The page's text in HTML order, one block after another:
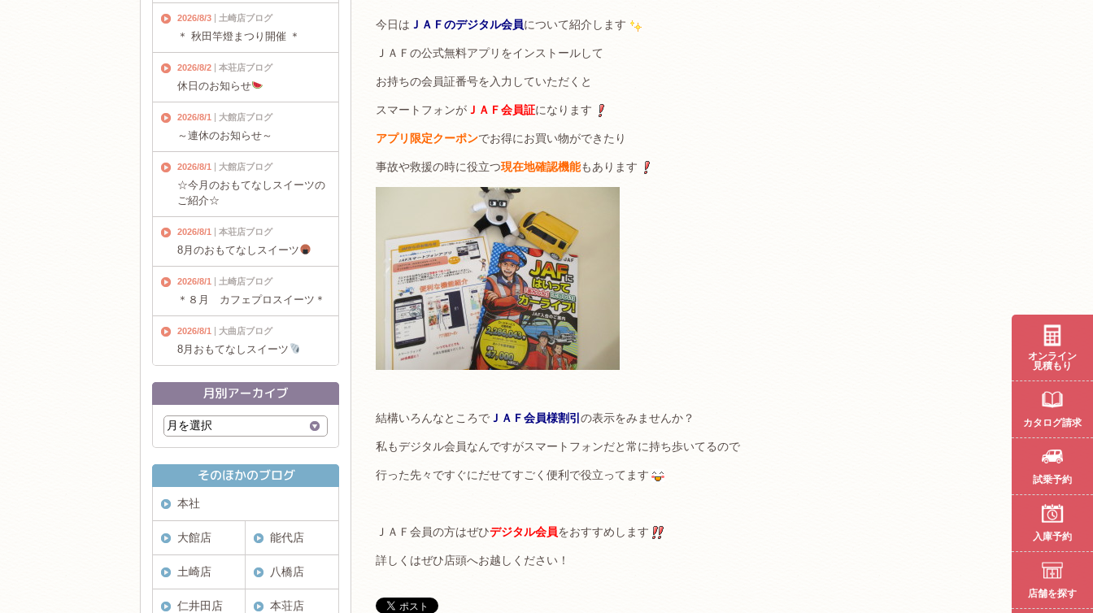
今日は ＪＡＦのデジタル会員について紹介します
ＪＡＦの公式無料アプリをインストールして
お持ちの会員証番号を入力していただくと
スマートフォンが ＪＡＦ会員証になります
アプリ限定クーポンでお得にお買い物ができたり
事故や救援の時に役立つ現在地確認機能もあります
結構いろんなところで ＪＡＦ会員様割引 の表示をみませんか？
私もデジタル会員なんですがスマートフォンだと常に持ち歩いてるので
行った先々ですぐにだせてすごく便利で役立ってます
ＪＡＦ会員の方はぜひデジタル会員をおすすめします
詳しくはぜひ店頭へお越しください！
2026/8/3 土崎店ブログ
＊ 秋田竿燈まつり開催 ＊
2026/8/2 本荘店ブログ
休日のお知らせ
2026/8/1 大館店ブログ
～連休のお知らせ～
2026/8/1 大館店ブログ
☆今月のおもてなしスイーツの
ご紹介☆
2026/8/1 本荘店ブログ
8月のおもてなしスイーツ
2026/8/1 土崎店ブログ
＊８月 カフェプロスイーツ＊
2026/8/1 大曲店ブログ
8月おもてなしスイーツ
本社
大館店 能代店
土崎店 八橋店
仁井田店 本荘店
オンライン
見積もり
カタログ請求
試乗予約
入庫予約
店舗を探す